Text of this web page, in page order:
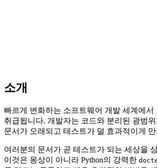
소개
빠르게 변화하는 소프트웨어 개발 세계에
취급됩니다. 개발자는 코드와 분리된 광범
문서가 오래되고 테스트가 덜 효과적이게
여러분의 문서가 곧 테스트가 되는 세상을
이것은 몽상이 아니라 Python의 강력한